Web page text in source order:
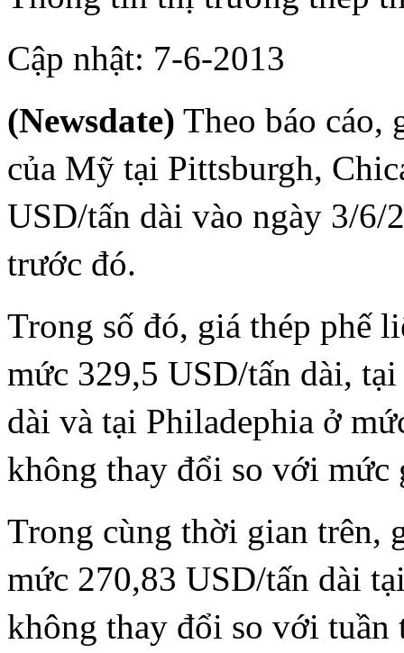
Cập nhật: 7-6-2013
(Newsdate) Theo báo cáo,
của Mỹ tại Pittsburgh,
USD/tấn dài vào ngày 3/
trước đó.
Trong số đó, giá thép phế
mức 329,5 USD/tấn dài,
dài và tại Philadephia ở
không thay đổi so với
Trong cùng thời gian trên,
mức 270,83 USD/tấn dài
không thay đổi so với tuần